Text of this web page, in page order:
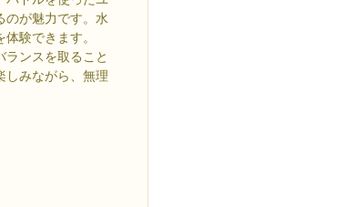
のが魅力です。水
験できます。
ランスを取ること
しみながら、無理